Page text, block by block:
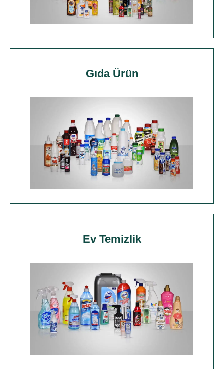
Gıda Ürün
Ev Temizlik